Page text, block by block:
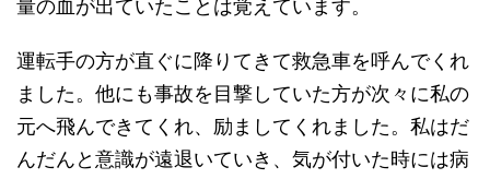
量の血が出ていたことは覚えています。
運転手の方が直ぐに降りてきて救急車を呼んでくれ
ました。他にも事故を目撃していた方が次々に私の
元へ飛んできてくれ、励ましてくれました。私はだ
んだんと意識が遠退いていき、気が付いた時には病